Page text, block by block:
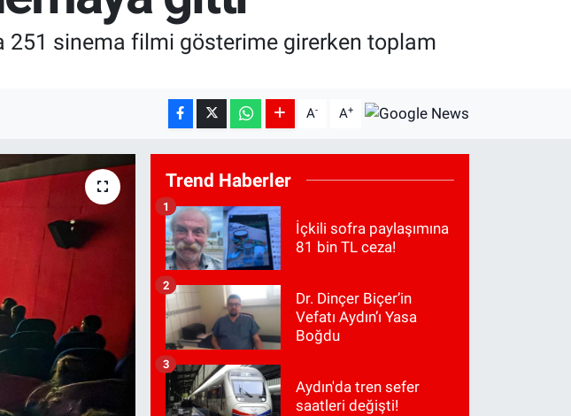
251 sinema filmi gösterime girerken toplam
A- A+
Trend Haberler
İçkili sofra paylaşımına
81 bin TL ceza!
1
Dr. Dinçer Biçer’in
Vefatı Aydın’ı Yasa
Boğdu
2
Aydın'da tren sefer
saatleri değişti!
3